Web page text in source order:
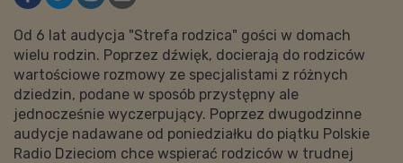
Od 6 lat audycja "Strefa rodzica" gości w domach
wielu rodzin. Poprzez dźwięk, docierają do rodziców
wartościowe rozmowy ze specjalistami z różnych
dziedzin, podane w sposób przystępny ale
jednocześnie wyczerpujący. Poprzez dwugodzinne
audycje nadawane od poniedziałku do piątku Polskie
Radio Dzieciom chce wspierać rodziców w trudnej